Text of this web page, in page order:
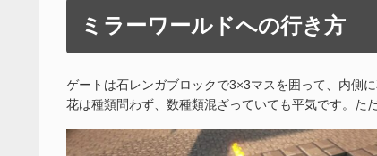
ミラーワールドへの行き方
ゲートは石レンガブロックで3×3マスを囲って、内側
花は種類問わず、数種類混ざっていても平気です。た